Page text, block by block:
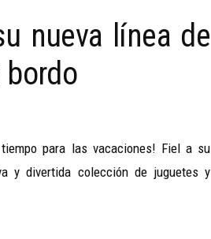
nueva línea de
para las vacaciones! Fiel a su
y divertida colección de juguetes y